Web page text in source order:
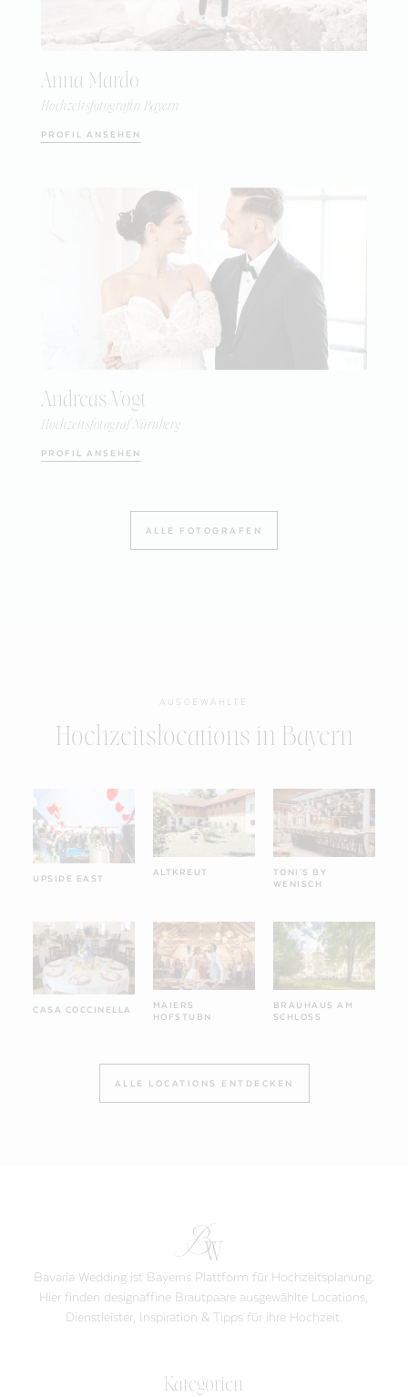
Anna Mardo
Hochzeitsfotografin Bayern
PROFIL ANSEHEN
Andreas Vogt
Hochzeitsfotograf Nürnberg
PROFIL ANSEHEN
ALLE FOTOGRAFEN
AUSGEWÄHLTE
Hochzeitslocations in Bayern
UPSIDE EAST
ALTKREUT
TONI'S BY
WENISCH
CASA COCCINELLA
MAIERS
HOFSTUBN
BRAUHAUS AM
SCHLOSS
ALLE LOCATIONS ENTDECKEN
Bavaria Wedding ist Bayerns Plattform für Hochzeitsplanung.
Hier finden designaffine Brautpaare ausgewählte Locations,
Dienstleister, Inspiration & Tipps für ihre Hochzeit.
Kategorien